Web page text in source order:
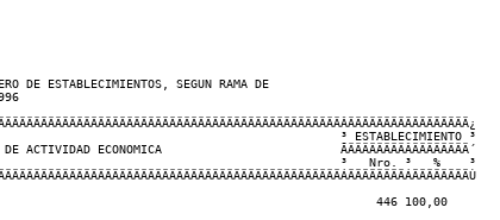
DE ESTABLECIMIENTOS, SEGUN RAMA DE
³ ESTABLECIMIENTO ³
ACTIVIDAD ECONOMICA                         ÃÄÄÄÄÄÄÄÄÂÄÄÄÄÄÄÄÄ´
³   Nro. ³   %    ³
446 100,00